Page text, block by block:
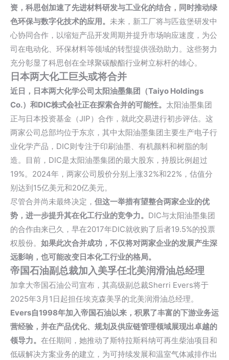
资，科思创加速了先进材料研发与工业化的结合，同时推动绿
色环保与数字化技术的应用。 未来，新工厂将与匹兹堡研发中
心协同合作，以缩短产品开发周期并提升市场响应速度，为公
司在电动化、环保材料等领域的转型提供强劲助力。这些努力
充分彰显了科思创在全球聚碳酸酯行业树立标杆的雄心。
日本两大化工巨头或将合并
近日，日本两大化学公司太阳油墨集团（Taiyo Holdings
Co.）和DIC株式会社正在探索合并的可能性。 太阳油墨集团
正与日本投资基金（JIP）合作，就此交易进行初步评估。这
两家公司总部均位于东京，其中太阳油墨集团主要生产电子行
业化学产品，DIC则专注于印刷油墨、有机颜料和树脂的制
造。目前，DIC是太阳油墨集团的最大股东，持股比例超过
19%。2024年，两家公司股价分别上涨32%和22%，估值分
别达到15亿美元和20亿美元。
尽管合并尚未最终决定， 但这一举措有望整合两家企业的优
势，进一步提升其在化工行业的竞争力。 DIC与太阳油墨集团
的合作由来已久，早在2017年DIC就收购了后者19.5%的投票
权股份。 如果此次合并成功，不仅将对两家企业的发展产生深
远影响，也可能改变日本化工行业的格局。
帝国石油副总裁加入美孚任北美润滑油总经理
加拿大帝国石油公司宣布，其高级副总裁Sherri Evers将于
2025年3月1日起担任埃克森美孚的北美润滑油总经理。
Evers自1998年加入帝国石油以来，积累了丰富的下游业务运
营经验，并在产品优化、规划及供应链管理领域展现出卓越的
领导力。 在任期间，她推动了斯特拉斯科纳可再生柴油项目和
低碳解决方案业务的建立，为可持续发展和温室气体减排作出